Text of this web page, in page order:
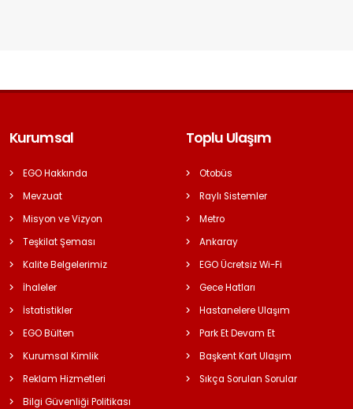
Kurumsal
EGO Hakkında
Mevzuat
Misyon ve Vizyon
Teşkilat Şeması
Kalite Belgelerimiz
İhaleler
İstatistikler
EGO Bülten
Kurumsal Kimlik
Reklam Hizmetleri
Bilgi Güvenliği Politikası
Toplu Ulaşım
Otobüs
Raylı Sistemler
Metro
Ankaray
EGO Ücretsiz Wi-Fi
Gece Hatları
Hastanelere Ulaşım
Park Et Devam Et
Başkent Kart Ulaşım
Sıkça Sorulan Sorular